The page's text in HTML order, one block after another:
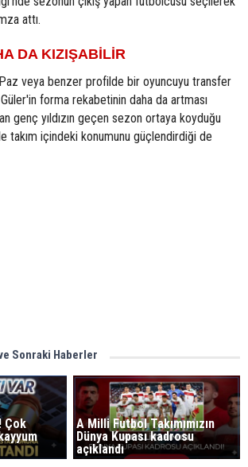
attı.
DA KIZIŞABİLİR
veya benzer profilde bir oyuncuyu transfer
forma rekabetinin daha da artması
genç yıldızın geçen sezon ortaya koyduğu
takım içindeki konumunu güçlendirdiği de
Sonraki Haberler
Çok
A Milli Futbol Takımımızın
Dünya Kupası kadrosu
açıklandı